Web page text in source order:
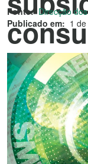
fase
Fonte: Direcção
Publicado em: 1